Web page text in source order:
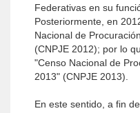
Federativas en su
Posteriormente, en
Nacional de
(CNPJE 2012); por lo
"Censo Nacional de
2013" (CNPJE 2013).
En este sentido, a fin